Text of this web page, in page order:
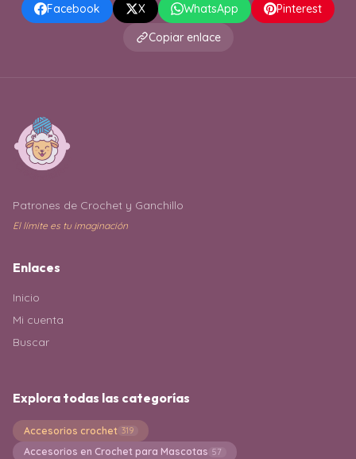
Facebook X WhatsApp
Pinterest
Copiar enlace
Patrones de Crochet y Ganchillo
El límite es tu imaginación
Enlaces
Inicio
Mi cuenta
Buscar
Explora todas las categorías
Accesorios crochet 319
Accesorios en Crochet para Mascotas 57